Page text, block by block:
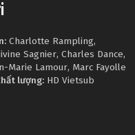
Charlotte Rampling,
Sagnier,Charles Dance,
Marie Lamour, Marc Fayolle
lượng: HD Vietsub